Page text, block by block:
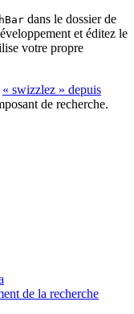
dans le dossier de
et éditez le
votre propre
« swizzlez » depuis
de recherche.
de la recherche